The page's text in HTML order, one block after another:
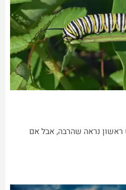
ראשון נראה שהרבה, אבל אם